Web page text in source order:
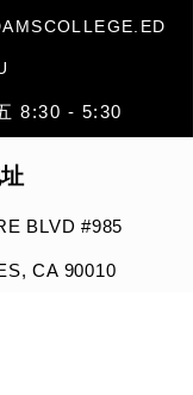
8:30 - 5:30
BLVD #985
CA 90010